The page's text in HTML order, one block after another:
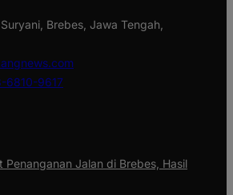
Brebes, Jawa Tengah,
6810-9617
Penanganan Jalan di Brebes, Hasil